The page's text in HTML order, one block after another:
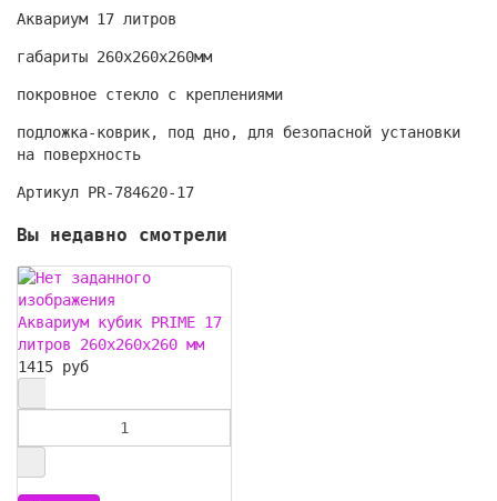
Аквариум 17 литров
габариты 260х260х260мм
покровное стекло с креплениями
подложка-коврик, под дно, для безопасной установки
на поверхность
Артикул PR-784620-17
Вы недавно смотрели
Аквариум кубик PRIME 17
литров 260х260х260 мм
1415 руб